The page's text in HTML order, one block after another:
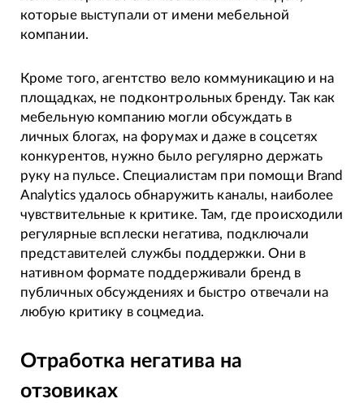
которые выступали от имени мебельной
компании.
Кроме того, агентство вело коммуникацию и на
площадках, не подконтрольных бренду. Так как
мебельную компанию могли обсуждать в
личных блогах, на форумах и даже в соцсетях
конкурентов, нужно было регулярно держать
руку на пульсе. Специалистам при помощи Brand
Analytics удалось обнаружить каналы, наиболее
чувствительные к критике. Там, где происходили
регулярные всплески негатива, подключали
представителей службы поддержки. Они в
нативном формате поддерживали бренд в
публичных обсуждениях и быстро отвечали на
любую критику в соцмедиа.
Отработка негатива на
отзовиках